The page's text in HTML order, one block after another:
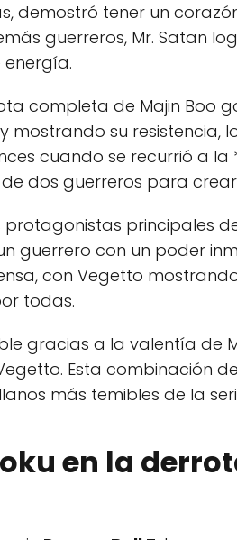
demostró tener un
guerreros, Mr. Satan
completa de Majin Boo
su resistencia,
cuando se recurrió a
dos guerreros para
principales
guerrero con un poder
con Vegetto
todas.
gracias a la valentía de
Esta combinación
más temibles de la
en la